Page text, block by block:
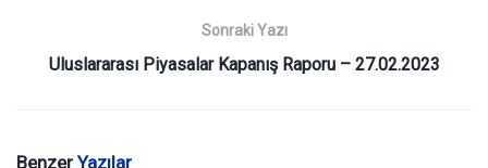
Sonraki Yazı
Uluslararası Piyasalar Kapanış Raporu – 27.02.2023
BenzerYazılar